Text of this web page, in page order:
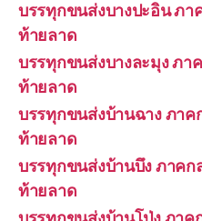
บรรทุกขนส่งบางปะอิน ภา
ท้ายลาด
บรรทุกขนส่งบางละมุง ภา
ท้ายลาด
บรรทุกขนส่งบ้านฉาง ภาค
ท้ายลาด
บรรทุกขนส่งบ้านบึง ภาคก
ท้ายลาด